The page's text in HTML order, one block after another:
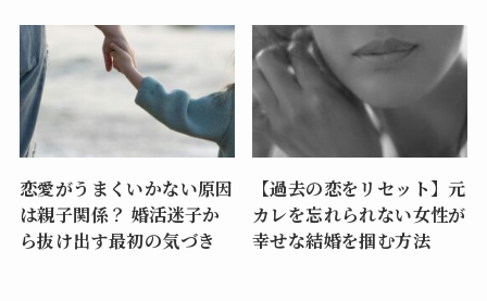
恋愛がうまくいかない原因
は親子関係？ 婚活迷子か
ら抜け出す最初の気づき
【過去の恋をリセット】元
カレを忘れられない女性が
幸せな結婚を掴む方法